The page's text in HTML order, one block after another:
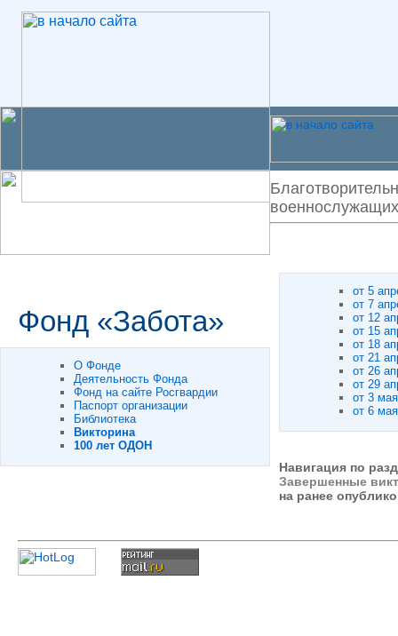
Фонд «Забота»
О Фонде
Деятельность Фонда
Фонд на сайте Росгвардии
Паспорт организации
Библиотека
Викторина
100 лет ОДОН
от 5
от 7
от 12
от 15
от 18
от 21
от 26
от 29
от 3
от 6
Навигация по
Завершенные
на ранее